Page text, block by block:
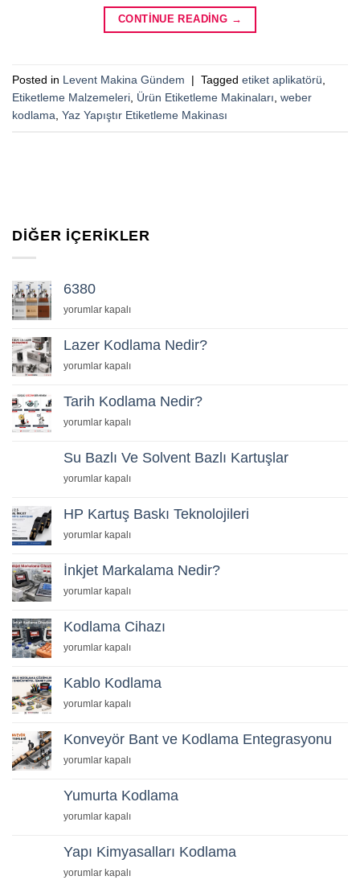
CONTINUE READING →
Posted in Levent Makina Gündem | Tagged etiket aplikatörü,
Etiketleme Malzemeleri, Ürün Etiketleme Makinaları, weber
kodlama, Yaz Yapıştır Etiketleme Makinası
DIĞER İÇERIKLER
6380
için
yorumlar kapalı
Lazer Kodlama Nedir?
Lazer
Nedir?
yorumlar kapalı
Tarih Kodlama Nedir?
Tarih
Nedir?
yorumlar kapalı
Su Bazlı Ve Solvent Bazlı Kartuşlar
Su
Ve
Bazlı
için
yorumlar kapalı
HP Kartuş Baskı Teknolojileri
HP
Baskı
Teknolojileri
için
yorumlar kapalı
İnkjet Markalama Nedir?
İnkjet
Nedir?
yorumlar kapalı
Kodlama Cihazı
Kodlama
için
yorumlar kapalı
Kablo Kodlama
Kablo
için
yorumlar kapalı
Konveyör Bant ve Kodlama Entegrasyonu
Konveyör
ve
Entegrasyonu
yorumlar kapalı
Yumurta Kodlama
Yumurta
için
yorumlar kapalı
Yapı Kimyasalları Kodlama
Yapı
yorumlar kapalı